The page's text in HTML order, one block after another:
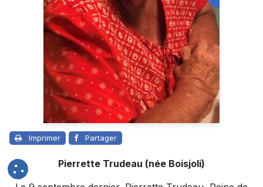
Imprimer Partager
Pierrette Trudeau (née Boisjoli)